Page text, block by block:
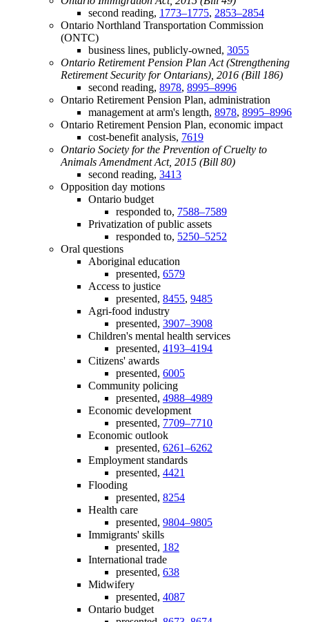
second reading, 1773–1775, 2853–2854
Ontario Northland Transportation Commission
(ONTC)
business lines, publicly-owned, 3055
Ontario Retirement Pension Plan Act (Strengthening
Retirement Security for Ontarians), 2016 (Bill 186)
second reading, 8978, 8995–8996
Ontario Retirement Pension Plan, administration
management at arm's length, 8978, 8995–8996
Ontario Retirement Pension Plan, economic impact
cost-benefit analysis, 7619
Ontario Society for the Prevention of Cruelty to
Animals Amendment Act, 2015 (Bill 80)
second reading, 3413
Opposition day motions
Ontario budget
responded to, 7588–7589
Privatization of public assets
responded to, 5250–5252
Oral questions
Aboriginal education
presented, 6579
Access to justice
presented, 8455, 9485
Agri-food industry
presented, 3907–3908
Children's mental health services
presented, 4193–4194
Citizens' awards
presented, 6005
Community policing
presented, 4988–4989
Economic development
presented, 7709–7710
Economic outlook
presented, 6261–6262
Employment standards
presented, 4421
Flooding
presented, 8254
Health care
presented, 9804–9805
Immigrants' skills
presented, 182
International trade
presented, 638
Midwifery
presented, 4087
Ontario budget